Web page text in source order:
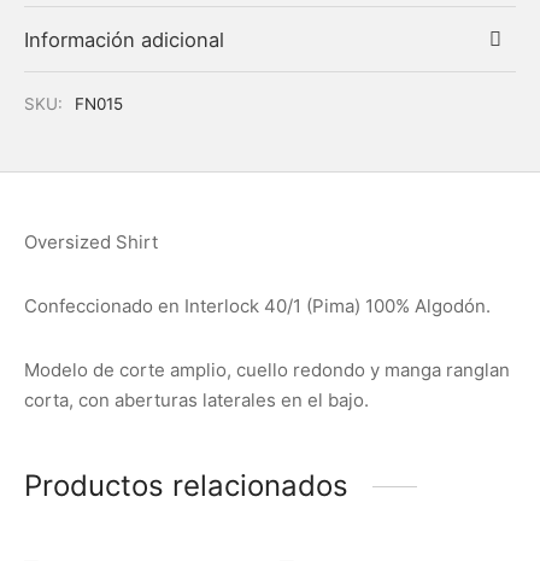
Información adicional
SKU: FN015
Oversized Shirt
Confeccionado en Interlock 40/1 (Pima) 100% Algodón.
Modelo de corte amplio, cuello redondo y manga ranglan
corta, con aberturas laterales en el bajo.
Productos relacionados